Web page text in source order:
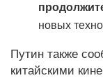
новых
Путин также
китайскими